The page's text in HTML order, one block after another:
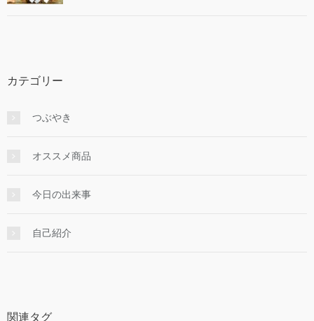
カテゴリー
つぶやき
オススメ商品
今日の出来事
自己紹介
関連タグ